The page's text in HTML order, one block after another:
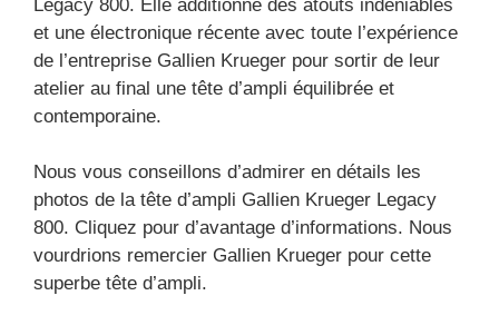
Legacy 800. Elle additionne des atouts indéniables
et une électronique récente avec toute l’expérience
de l’entreprise Gallien Krueger pour sortir de leur
atelier au final une tête d’ampli équilibrée et
contemporaine.
Nous vous conseillons d’admirer en détails les
photos de la tête d’ampli Gallien Krueger Legacy
800. Cliquez pour d’avantage d’informations. Nous
vourdrions remercier Gallien Krueger pour cette
superbe tête d’ampli.